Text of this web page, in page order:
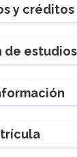
y créditos
de estudios